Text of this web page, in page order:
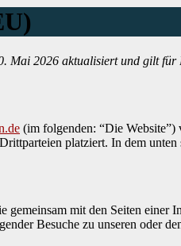
Mai 2026 aktu­al­isiert und gilt
(im fol­gen­den: “Die
platziert. In dem
mit den Seit­en ein­er
Besuche zu unseren oder